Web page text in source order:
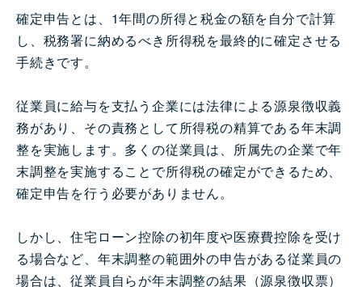
確定申告とは、1年間の所得と税金の額を自分で計算
し、税務署に納めるべき所得税を最終的に確定させる
手続きです。
従業員に給与を支払う企業には法律による源泉徴収義
務があり、その責務として所得税の精算である年末調
整を実施します。多くの従業員は、所属先の企業で年
末調整を実施することで所得税の確定ができるため、
確定申告を行う必要がありません。
しかし、住宅ローン控除の初年度や医療費控除を受け
る場合など、年末調整の範囲外の申告がある従業員の
場合は、従業員自らが年末調整の結果（源泉徴収票）